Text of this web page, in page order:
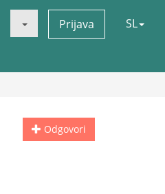
Prijava SL
Odgovori